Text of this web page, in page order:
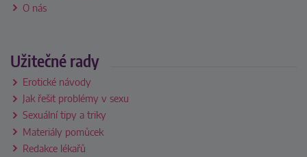
O nás
Užitečné rady
Erotické návody
Jak řešit problémy v sexu
Sexuální tipy a triky
Materiály pomůcek
Redakce lékařů